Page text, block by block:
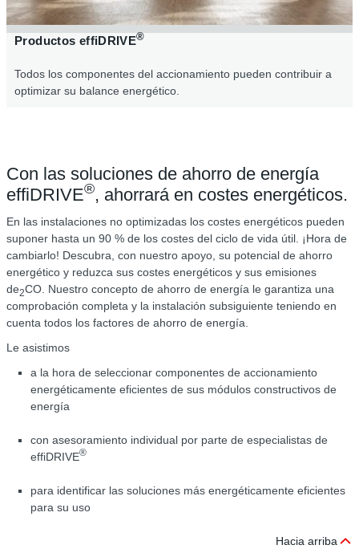
Productos effiDRIVE®
Todos los componentes del accionamiento pueden contribuir a
optimizar su balance energético.
Con las soluciones de ahorro de energía
effiDRIVE®, ahorrará en costes energéticos.
En las instalaciones no optimizadas los costes energéticos pueden
suponer hasta un 90 % de los costes del ciclo de vida útil. ¡Hora de
cambiarlo! Descubra, con nuestro apoyo, su potencial de ahorro
energético y reduzca sus costes energéticos y sus emisiones
de2CO. Nuestro concepto de ahorro de energía le garantiza una
comprobación completa y la instalación subsiguiente teniendo en
cuenta todos los factores de ahorro de energía.
Le asistimos
a la hora de seleccionar componentes de accionamiento
energéticamente eficientes de sus módulos constructivos de
energía
con asesoramiento individual por parte de especialistas de
effiDRIVE®
para identificar las soluciones más energéticamente eficientes
para su uso
Hacia arriba